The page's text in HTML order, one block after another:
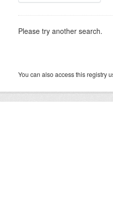
Please try another search.
You can also access this registry